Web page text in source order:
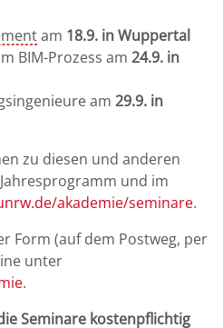
am 18.9. in Wuppertal
BIM-Prozess am 24.9. in
am 29.9. in
zu diesen und anderen
und im
akademie/seminare.
Form (auf dem Postweg, per
unter
.
Seminare kostenpflichtig